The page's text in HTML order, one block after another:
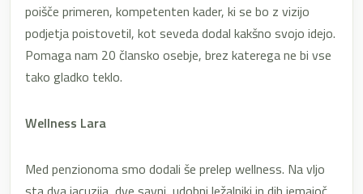
poišče primeren, kompetenten kader, ki se bo z vizijo
podjetja poistovetil, kot seveda dodal kakšno svojo idejo.
Pomaga nam 20 člansko osebje, brez katerega ne bi vse
tako gladko teklo.
Wellness Lara
Med penzionoma smo dodali še prelep wellness. Na vljo